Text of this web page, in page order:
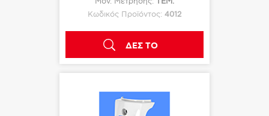
Κωδικός Προϊόντος: 4012
ΔΕΣ ΤΟ